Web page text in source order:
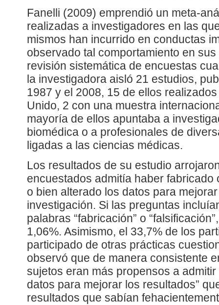
Fanelli (2009) emprendió un meta-
realizadas a investigadores en las
mismos han incurrido en conductas
observado tal comportamiento en
revisión sistemática de encuestas
la investigadora aisló 21 estudios,
1987 y el 2008, 15 de ellos
Unido, 2 con una muestra
mayoría de ellos apuntaba a
biomédica o a profesionales de
ligadas a las ciencias médicas.
Los resultados de su estudio
encuestados admitía haber fabricado
o bien alterado los datos para
investigación. Si las preguntas
palabras “fabricación” o
1,06%. Asimismo, el 33,7% de los
participado de otras prácticas
observó que de manera consistente
sujetos eran más propensos a
datos para mejorar los resultados”
resultados que sabían